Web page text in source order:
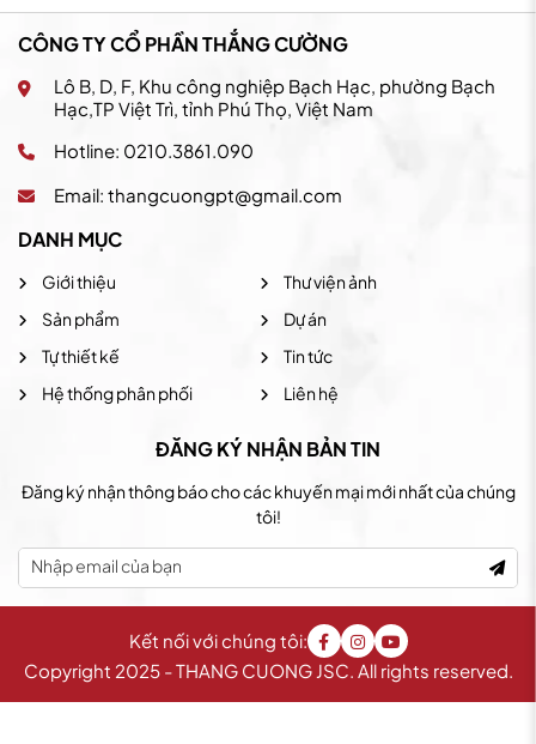
CÔNG TY CỔ PHẦN THẮNG CƯỜNG
Lô B, D, F, Khu công nghiệp Bạch Hạc, phường Bạch
Hạc,TP Việt Trì, tỉnh Phú Thọ, Việt Nam
Hotline: 0210.3861.090
Email: thangcuongpt@gmail.com
DANH MỤC
Giới thiệu
Sản phẩm
Tự thiết kế
Hệ thống phân phối
Thư viện ảnh
Dự án
Tin tức
Liên hệ
ĐĂNG KÝ NHẬN BẢN TIN
Đăng ký nhận thông báo cho các khuyến mại mới nhất của chúng
tôi!
Copyright 2025 - THANG CUONG JSC. All rights reserved.
Kết nối với chúng tôi: